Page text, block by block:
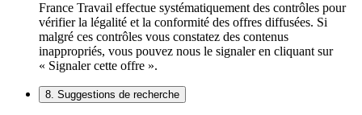
France Travail effectue systématiquement des contrôles pour
vérifier la légalité et la conformité des offres diffusées. Si
malgré ces contrôles vous constatez des contenus
inappropriés, vous pouvez nous le signaler en cliquant sur
« Signaler cette offre ».
8. Suggestions de recherche